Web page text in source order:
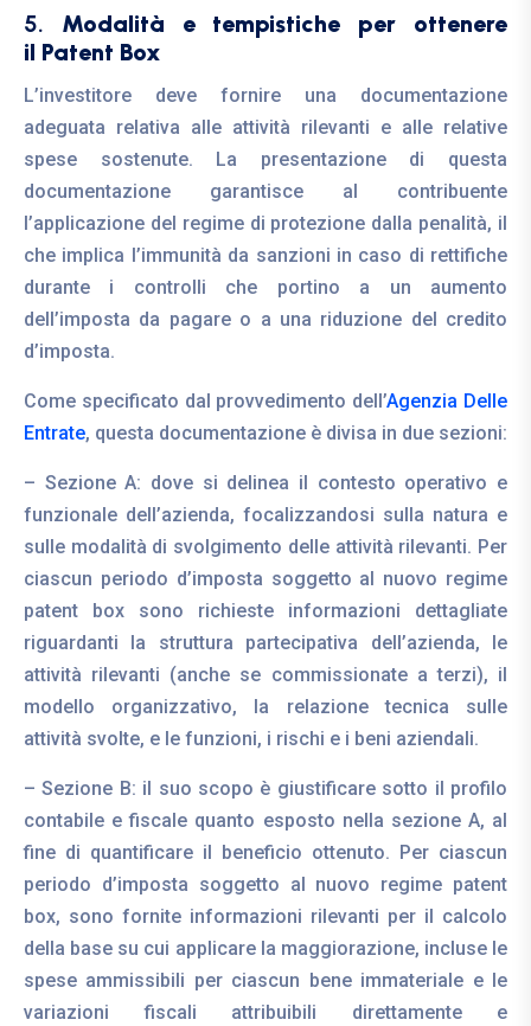
5. Modalità e tempistiche per ottenere
il Patent Box
L’investitore deve fornire una documentazione
adeguata relativa alle attività rilevanti e alle relative
spese sostenute. La presentazione di questa
documentazione garantisce al contribuente
l’applicazione del regime di protezione dalla penalità, il
che implica l’immunità da sanzioni in caso di rettifiche
durante i controlli che portino a un aumento
dell’imposta da pagare o a una riduzione del credito
d’imposta.
Come specificato dal provvedimento dell’Agenzia Delle
Entrate, questa documentazione è divisa in due sezioni:
– Sezione A: dove si delinea il contesto operativo e
funzionale dell’azienda, focalizzandosi sulla natura e
sulle modalità di svolgimento delle attività rilevanti. Per
ciascun periodo d’imposta soggetto al nuovo regime
patent box sono richieste informazioni dettagliate
riguardanti la struttura partecipativa dell’azienda, le
attività rilevanti (anche se commissionate a terzi), il
modello organizzativo, la relazione tecnica sulle
attività svolte, e le funzioni, i rischi e i beni aziendali.
– Sezione B: il suo scopo è giustificare sotto il profilo
contabile e fiscale quanto esposto nella sezione A, al
fine di quantificare il beneficio ottenuto. Per ciascun
periodo d’imposta soggetto al nuovo regime patent
box, sono fornite informazioni rilevanti per il calcolo
della base su cui applicare la maggiorazione, incluse le
spese ammissibili per ciascun bene immateriale e le
variazioni fiscali attribuibili direttamente e